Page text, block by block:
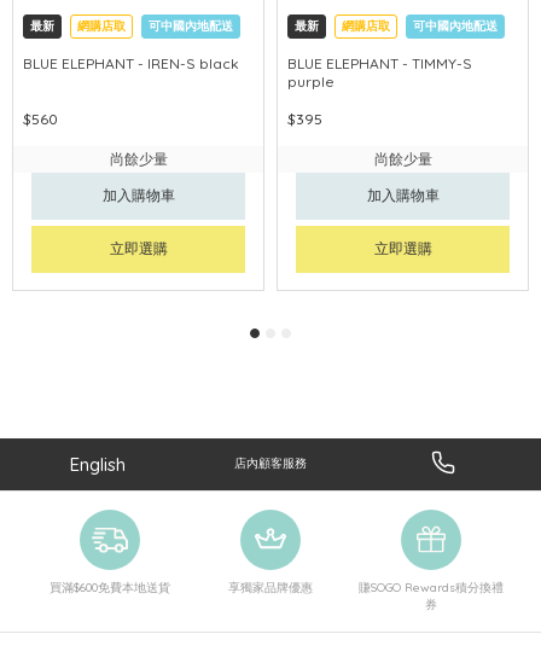
最新 網購店取 可中國內地配送
BLUE ELEPHANT - IREN-S black
$560
尚餘少量
加入購物車
立即選購
最新 網購店取 可中國內地配送
BLUE ELEPHANT - TIMMY-S
purple
$395
尚餘少量
加入購物車
立即選購
English 店內顧客服務
買滿$600免費本地送貨 享獨家品牌優惠
賺SOGO Rewards積分換禮
券